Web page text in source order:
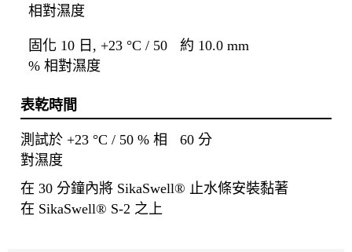
相對濕度
固化 10 日, +23 °C / 50
% 相對濕度
約 10.0 mm
表乾時間
測試於 +23 °C / 50 % 相
對濕度
60 分
在 30 分鐘內將 SikaSwell® 止水條安裝黏著
在 SikaSwell® S-2 之上